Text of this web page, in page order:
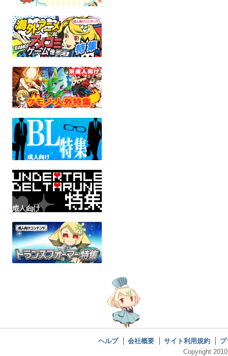
ヘルプ 会社概要 サイト利用規約
Copyright